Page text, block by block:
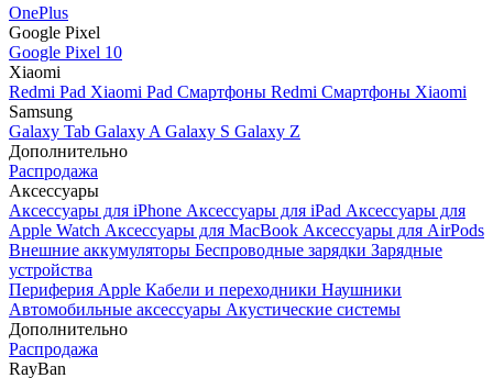
OnePlus
Google Pixel
Google Pixel 10
Xiaomi
Redmi Pad Xiaomi Pad Смартфоны Redmi Смартфоны Xiaomi
Samsung
Galaxy Tab Galaxy A Galaxy S Galaxy Z
Дополнительно
Распродажа
Аксессуары
Аксессуары для iPhone Аксессуары для iPad Аксессуары для
Apple Watch Аксессуары для MacBook Аксессуары для AirPods
Внешние аккумуляторы Беспроводные зарядки Зарядные
устройства
Периферия Apple Кабели и переходники Наушники
Автомобильные аксессуары Акустические системы
Дополнительно
Распродажа
RayBan